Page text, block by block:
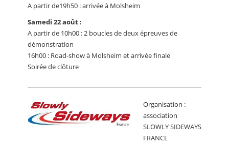
A partir de19h50 : arrivée à Molsheim
Samedi 22 août :
A partir de 10h00 : 2 boucles de deux épreuves de
démonstration
16h00 : Road-show à Molsheim et arrivée finale
Soirée de clôture
Organisation :
association
SLOWLY SIDEWAYS
FRANCE